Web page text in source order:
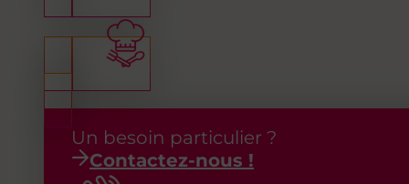
Un besoin particulier ?
Contactez-nous !